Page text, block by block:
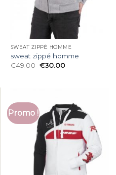
SWEAT ZIPPÉ HOMME
sweat zippé homme
€49.00 €30.00
Promo !